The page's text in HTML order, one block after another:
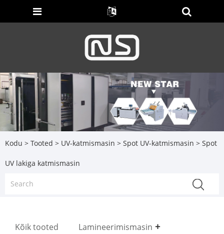
Kodu > Tooted > UV-katmismasin > Spot UV-katmismasin > Spot
UV lakiga katmismasin
Kõik tooted Lamineerimismasin